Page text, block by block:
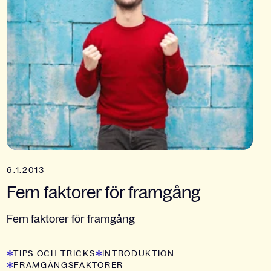
6.1.2013
Fem faktorer för framgång
Fem faktorer för framgång
TIPS OCH TRICKS
INTRODUKTION
FRAMGÅNGSFAKTORER